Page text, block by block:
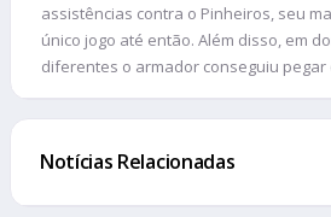
assistências contra o Pinheiros, seu
único jogo até então. Além disso, em
diferentes o armador conseguiu pegar
Notícias Relacionadas